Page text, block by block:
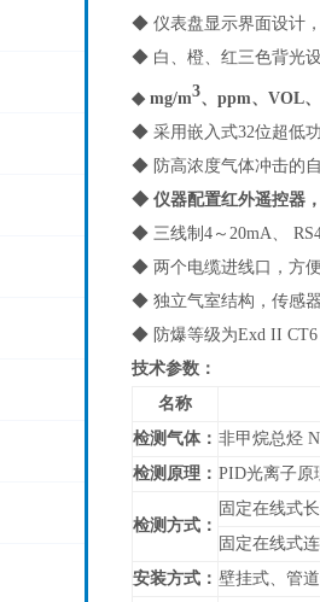
◆ 仪表盘显示界面设计
◆ 白、橙、红三色背光
◆ mg/m3、ppm、VOL
◆ 采用嵌入式32位超低
◆ 防高浓度气体冲击的
◆ 仪器配置红外遥控器
◆ 三线制4～20mA、
◆ 两个电缆进线口，方便
◆ 独立气室结构，传感
◆ 防爆等级为Exd II CT6
技术参数：
名称
检测气体： 非甲烷总烃
检测原理： PID光离子原
检测方式：
固定在线式
固定在线式
安装方式： 壁挂式、管道